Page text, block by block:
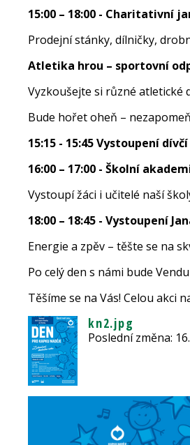
15:00 – 18:00 - Charitativní
Prodejní stánky, dílničky,
Atletika hrou – sportovní
Vyzkoušejte si různé atletické
Bude hořet oheň –
15:15 - 15:45 Vystoupení
16:00 – 17:00 - Školní
Vystoupí žáci i učitelé naší
18:00 – 18:45 - Vystoupení
Energie a zpěv – těšte se na
Po celý den s námi bude
Těšíme se na Vás! Celou akci
kn2.jpg
Poslední změna: